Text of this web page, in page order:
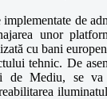
de
unor
cu bani
tehnic. De
de Mediu, se